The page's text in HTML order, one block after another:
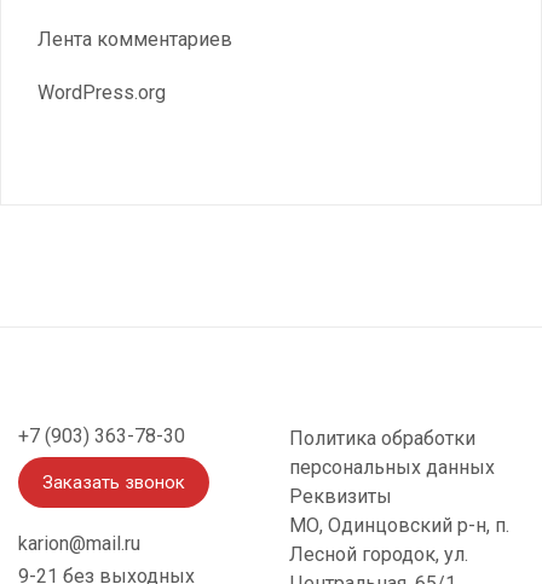
Лента комментариев
WordPress.org
+7 (903) 363-78-30
Заказать звонок
karion@mail.ru
9-21 без выходных
Политика обработки
персональных данных
Реквизиты
МО, Одинцовский р-н, п.
Лесной городок, ул.